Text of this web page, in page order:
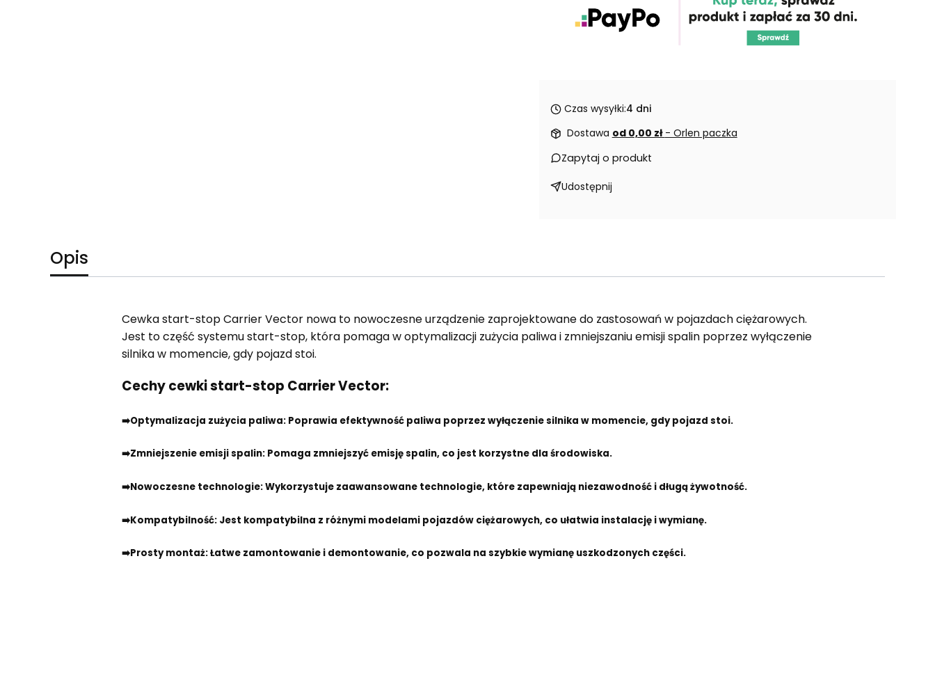
Czas wysyłki:4 dni
Dostawa od 0,00 zł - Orlen paczka
Zapytaj o produkt
Udostępnij
Opis
Cewka start-stop Carrier Vector nowa to nowoczesne urządzenie zaprojektowane do zastosowań w pojazdach ciężarowych.
Jest to część systemu start-stop, która pomaga w optymalizacji zużycia paliwa i zmniejszaniu emisji spalin poprzez wyłączenie
silnika w momencie, gdy pojazd stoi.
Cechy cewki start-stop Carrier Vector:
➡️Optymalizacja zużycia paliwa: Poprawia efektywność paliwa poprzez wyłączenie silnika w momencie, gdy pojazd stoi.
➡️Zmniejszenie emisji spalin: Pomaga zmniejszyć emisję spalin, co jest korzystne dla środowiska.
➡️Nowoczesne technologie: Wykorzystuje zaawansowane technologie, które zapewniają niezawodność i długą żywotność.
➡️Kompatybilność: Jest kompatybilna z różnymi modelami pojazdów ciężarowych, co ułatwia instalację i wymianę.
➡️Prosty montaż: Łatwe zamontowanie i demontowanie, co pozwala na szybkie wymianę uszkodzonych części.